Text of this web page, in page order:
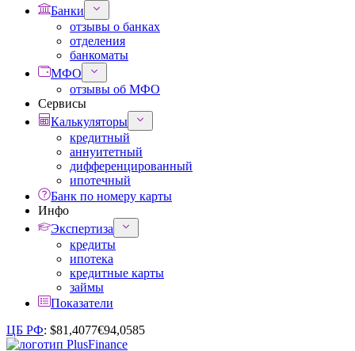
Банки
отзывы о банках
отделения
банкоматы
МФО
отзывы об МФО
Сервисы
Калькуляторы
кредитный
аннуитетный
дифференцированный
ипотечный
Банк по номеру карты
Инфо
Экспертиза
кредиты
ипотека
кредитные карты
займы
Показатели
ЦБ РФ: $81,4077€94,0585